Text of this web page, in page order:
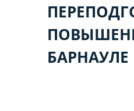
БАРНАУЛЕ